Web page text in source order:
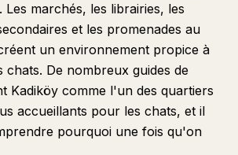
Les marchés, les librairies, les
et les promenades au
un environnement propice à
chats. De nombreux guides de
Kadiköy comme l'un des quartiers
accueillants pour les chats, et il
pourquoi une fois qu'on